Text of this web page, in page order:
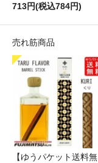
713円(税込784円)
売れ筋商品
【ゆうパケット送料無